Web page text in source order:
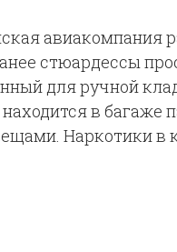
авиакомпания
стюардессы
для ручной
в багаже
Наркотики в